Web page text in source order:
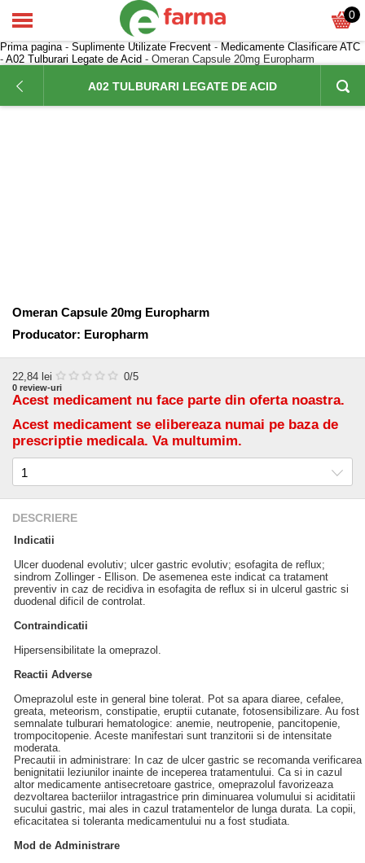
0
Prima pagina- Suplimente Utilizate Frecvent - Medicamente Clasificare ATC
- A02 Tulburari Legate de Acid - Omeran Capsule 20mg Europharm
A02 TULBURARI LEGATE DE ACID
Omeran Capsule 20mg Europharm
Producator: Europharm
22,84 lei 0/5
0 review-uri
Acest medicament nu face parte din oferta noastra.
Acest medicament se elibereaza numai pe baza de
prescriptie medicala. Va multumim.
DESCRIERE
Indicatii
Ulcer duodenal evolutiv; ulcer gastric evolutiv; esofagita de reflux;
sindrom Zollinger - Ellison. De asemenea este indicat ca tratament
preventiv in caz de recidiva in esofagita de reflux si in ulcerul gastric si
duodenal dificil de controlat.
Contraindicatii
Hipersensibilitate la omeprazol.
Reactii Adverse
Omeprazolul este in general bine tolerat. Pot sa apara diaree, cefalee,
greata, meteorism, constipatie, eruptii cutanate, fotosensibilizare. Au fost
semnalate tulburari hematologice: anemie, neutropenie, pancitopenie,
trompocitopenie. Aceste manifestari sunt tranzitorii si de intensitate
moderata.
Precautii in administrare: In caz de ulcer gastric se recomanda verificarea
benignitatii leziunilor inainte de inceperea tratamentului. Ca si in cazul
altor medicamente antisecretoare gastrice, omeprazolul favorizeaza
dezvoltarea bacteriilor intragastrice prin diminuarea volumului si aciditatii
sucului gastric, mai ales in cazul tratamentelor de lunga durata. La copii,
eficacitatea si toleranta medicamentului nu a fost studiata.
Mod de Administrare